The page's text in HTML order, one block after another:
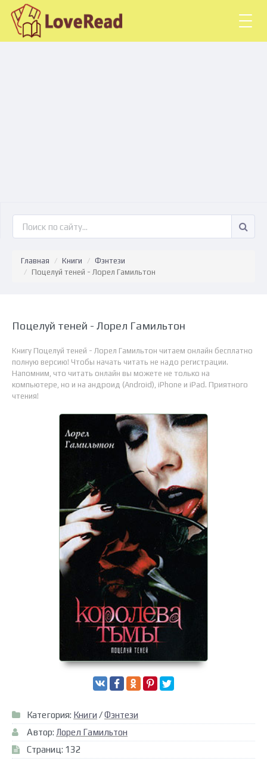
Главная Книги
Фэнтези
Поцелуй теней - Лорел Гамильтон
Поцелуй теней - Лорел Гамильтон
Книгу Поцелуй теней - Лорел Гамильтон читаем онлайн бесплатно
полную версию! Чтобы начать читать не надо регистрации.
Напомним, что читать онлайн вы можете не только на
компьютере, но и на андроид (Android), iPhone и iPad. Приятного
чтения!
Категория: Книги /Фэнтези
Автор: Лорел Гамильтон
Страниц: 132